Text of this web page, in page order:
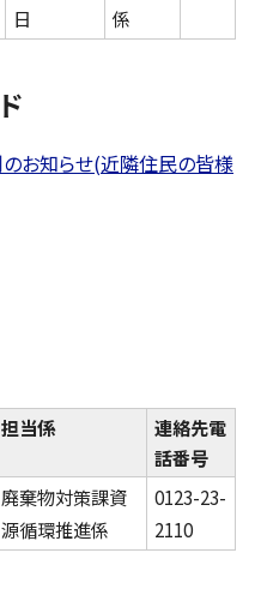
日
係
お知らせ(近隣住民の皆様
担当係
連絡先電
話番号
廃棄物対策課資
源循環推進係
0123-23-
2110